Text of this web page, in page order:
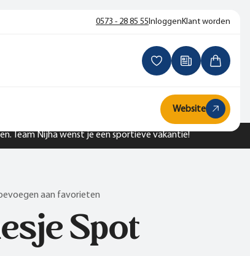
Team Nijha wenst je een sportieve vakantie!
0573 - 28 85 55InloggenKlant worden
Website
aan favorieten
Spot